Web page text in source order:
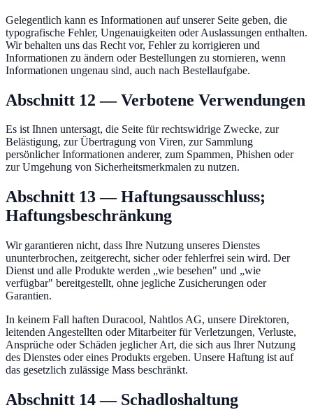
Gelegentlich kann es Informationen auf unserer Seite geben, die
typografische Fehler, Ungenauigkeiten oder Auslassungen enthalten.
Wir behalten uns das Recht vor, Fehler zu korrigieren und
Informationen zu ändern oder Bestellungen zu stornieren, wenn
Informationen ungenau sind, auch nach Bestellaufgabe.
Abschnitt 12 — Verbotene Verwendungen
Es ist Ihnen untersagt, die Seite für rechtswidrige Zwecke, zur
Belästigung, zur Übertragung von Viren, zur Sammlung
persönlicher Informationen anderer, zum Spammen, Phishen oder
zur Umgehung von Sicherheitsmerkmalen zu nutzen.
Abschnitt 13 — Haftungsausschluss;
Haftungsbeschränkung
Wir garantieren nicht, dass Ihre Nutzung unseres Dienstes
ununterbrochen, zeitgerecht, sicher oder fehlerfrei sein wird. Der
Dienst und alle Produkte werden „wie besehen" und „wie
verfügbar" bereitgestellt, ohne jegliche Zusicherungen oder
Garantien.
In keinem Fall haften Duracool, Nahtlos AG, unsere Direktoren,
leitenden Angestellten oder Mitarbeiter für Verletzungen, Verluste,
Ansprüche oder Schäden jeglicher Art, die sich aus Ihrer Nutzung
des Dienstes oder eines Produkts ergeben. Unsere Haftung ist auf
das gesetzlich zulässige Mass beschränkt.
Abschnitt 14 — Schadloshaltung